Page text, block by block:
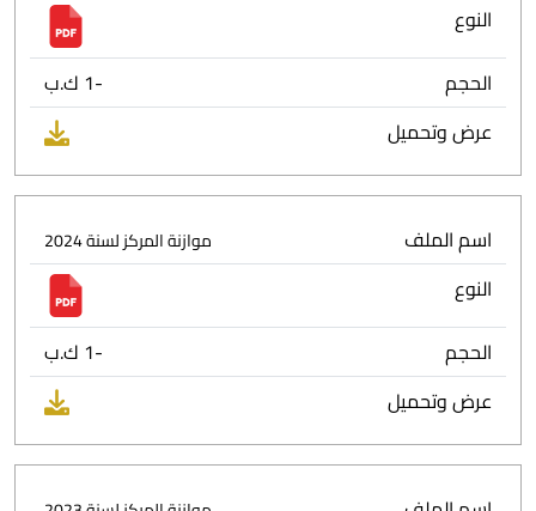
النوع
الحجم
-1 ك.ب
عرض وتحميل
اسم الملف موازنة المركز لسنة 2024
النوع
الحجم
-1 ك.ب
عرض وتحميل